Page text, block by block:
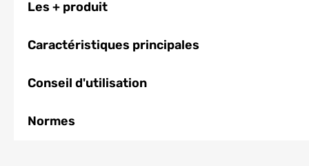
Les + produit
Caractéristiques principales
Conseil d'utilisation
Normes